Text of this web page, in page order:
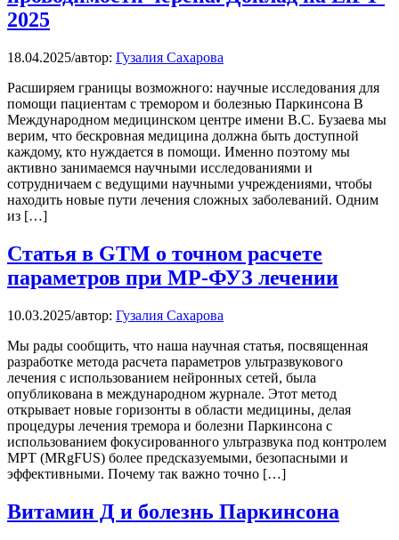
2025
18.04.2025/автор: Гузалия Сахарова
Расширяем границы возможного: научные исследования для
помощи пациентам с тремором и болезнью Паркинсона В
Международном медицинском центре имени В.С. Бузаева мы
верим, что бескровная медицина должна быть доступной
каждому, кто нуждается в помощи. Именно поэтому мы
активно занимаемся научными исследованиями и
сотрудничаем с ведущими научными учреждениями, чтобы
находить новые пути лечения сложных заболеваний. Одним
из […]
Статья в GTM о точном расчете
параметров при МР-ФУЗ лечении
10.03.2025/автор: Гузалия Сахарова
Мы рады сообщить, что наша научная статья, посвященная
разработке метода расчета параметров ультразвукового
лечения с использованием нейронных сетей, была
опубликована в международном журнале. Этот метод
открывает новые горизонты в области медицины, делая
процедуры лечения тремора и болезни Паркинсона с
использованием фокусированного ультразвука под контролем
МРТ (MRgFUS) более предсказуемыми, безопасными и
эффективными. Почему так важно точно […]
Витамин Д и болезнь Паркинсона